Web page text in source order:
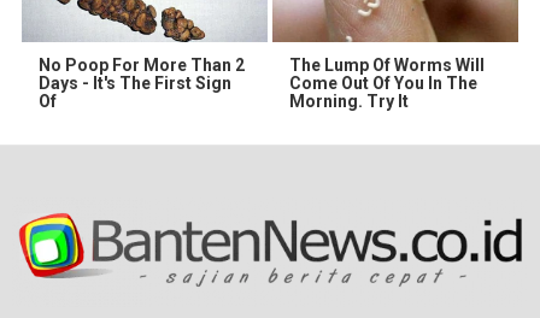
No Poop For More Than 2
Days - It's The First Sign
Of
The Lump Of Worms Will
Come Out Of You In The
Morning. Try It